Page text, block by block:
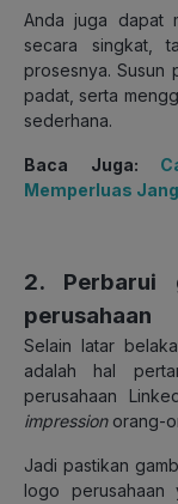
Anda juga dapat
secara singkat,
prosesnya. Susun
padat, serta
sederhana.
Baca Juga:
Memperluas
2. Perbarui
perusahaan
Selain latar
adalah hal
perusahaan
impressionorang-
Jadi pastikan
logo